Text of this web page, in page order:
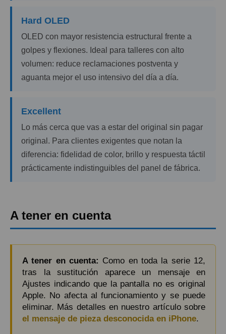
Hard OLED
OLED con mayor resistencia estructural frente a
golpes y flexiones. Ideal para talleres con alto
volumen: reduce reclamaciones postventa y
aguanta mejor el uso intensivo del día a día.
Excellent
Lo más cerca que vas a estar del original sin pagar
original. Para clientes exigentes que notan la
diferencia: fidelidad de color, brillo y respuesta táctil
prácticamente indistinguibles del panel de fábrica.
A tener en cuenta
A tener en cuenta: Como en toda la serie 12,
tras la sustitución aparece un mensaje en
Ajustes indicando que la pantalla no es original
Apple. No afecta al funcionamiento y se puede
eliminar. Más detalles en nuestro artículo sobre
el mensaje de pieza desconocida en iPhone.